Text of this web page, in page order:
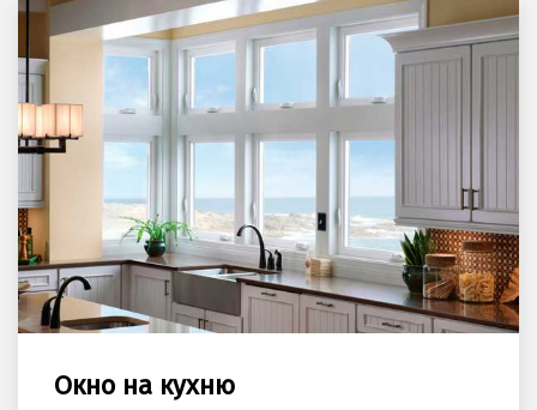
Окно на кухню